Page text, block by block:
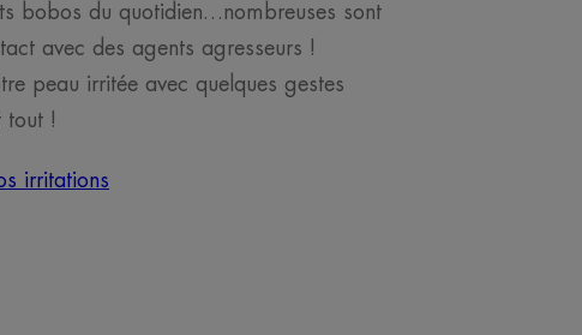
bobos du quotidien…nombreuses sont
avec des agents agresseurs !
peau irritée avec quelques gestes
tout !
irritations